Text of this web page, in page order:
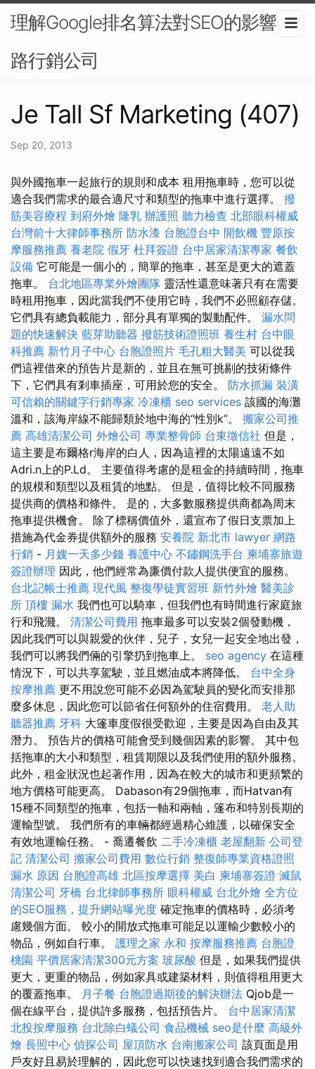
理解Google排名算法對SEO的影響-網
路行銷公司
Je Tall Sf Marketing (407)
Sep 20, 2013
與外國拖車一起旅行的規則和成本 租用拖車時，您可以從
適合我們需求的最合適尺寸和類型的拖車中進行選擇。 撥
筋美容療程 到府外燴 隆乳 辦護照 聽力檢查 北部眼科權威
台灣前十大律師事務所 防水漆 台胞證台中 開飲機 豐原按
摩服務推薦 養老院 假牙 杜拜簽證 台中居家清潔專家 餐飲
設備 它可能是一個小的，簡單的拖車，甚至是更大的遮蓋
拖車。 台北地區專業外燴團隊 靈活性還意味著只有在需要
時租用拖車，因此當我們不使用它時，我們不必照顧存儲。
它們具有總負載能力，部分具有單獨的製動配件。 漏水問
題的快速解決 藍芽助聽器 撥筋技術證照班 養生村 台中眼
科推薦 新竹月子中心 台胞證照片 毛孔粗大醫美 可以從我
們這裡借來的預告片是新的，並且在無可挑剔的技術條件
下，它們具有剎車插座，可用於您的安全。 防水抓漏 裝潢
可信賴的關鍵字行銷專家 冷凍櫃 seo services 該國的海灘
溫和，該海岸線不能歸類於地中海的“性別k”。 搬家公司推
薦 高雄清潔公司 外燴公司 專業整骨師 台東徵信社 但是，
這主要是布爾格r海岸的白人，因為這裡的太陽遠遠不如
Adri.n上的P.Ld。 主要值得考慮的是租金的持續時間，拖車
的規模和類型以及租賃的地點。 但是，值得比較不同服務
提供商的價格和條件。 是的，大多數服務提供商都為周末
拖車提供機會。 除了標稱價值外，還宣布了假日支票加上
措施為代金券提供額外的服務 安養院 新北市 lawyer 網路
行銷 - 月嫂一天多少錢 養護中心 不鏽鋼洗手台 柬埔寨旅遊
簽證辦理 因此，他們經常為廉價付款人提供便宜的服務。
台北記帳士推薦 現代風 整復學徒實習班 新竹外燴 醫美診
所 頂樓 漏水 我們也可以騎車，但我們也有時間進行家庭旅
行和飛濺。 清潔公司費用 拖車最多可以安裝2個發動機，
因此我們可以與親愛的伙伴，兒子，女兒一起安全地出發，
我們可以將我們倆的引擎扔到拖車上。 seo agency 在這種
情況下，可以共享駕駛，並且燃油成本將降低。 台中全身
按摩推薦 更不用說您可能不必因為駕駛員的變化而安排那
麼多休息，因此您可以節省任何額外的住宿費用。 老人助
聽器推薦 牙科 大篷車度假很受歡迎，主要是因為自由及其
潛力。 預告片的價格可能會受到幾個因素的影響。 其中包
括拖車的大小和類型，租賃期限以及我們使用的額外服務。
此外，租金狀況也起著作用，因為在較大的城市和更頻繁的
地方價格可能更高。 Dabason有29個拖車，而Hatvan有
15種不同類型的拖車，包括一軸和兩軸，篷布和特別長期的
運輸型號。 我們所有的車輛都經過精心維護，以確保安全
有效地運輸任務。 - 喬遷餐飲 二手冷凍櫃 老屋翻新 公司登
記 清潔公司 搬家公司費用 數位行銷 整復師專業資格證照
漏水 原因 台胞證高雄 北區按摩選擇 美白 柬埔寨簽證 滅鼠
清潔公司 牙橋 台北律師事務所 眼科權威 台北外燴 全方位
的SEO服務，提升網站曝光度 確定拖車的價格時，必須考
慮幾個方面。 較小的開放式拖車可能足以運輸少數較小的
物品，例如自行車。 護理之家 永和 按摩服務推薦 台胞證
桃園 平價居家清潔300元方案 玻尿酸 但是，如果我們提供
更大，更重的物品，例如家具或建築材料，則值得租用更大
的覆蓋拖車。 月子餐 台胞證過期後的解決辦法 Qjob是一
個在線平台，提供許多服務，包括預告片。 台中居家清潔
北投按摩服務 台北除白蟻公司 食品機械 seo是什麼 高級外
燴 長照中心 偵探公司 屋頂防水 台南搬家公司 該頁面是用
戶友好且易於理解的，因此您可以快速找到適合我們需求的